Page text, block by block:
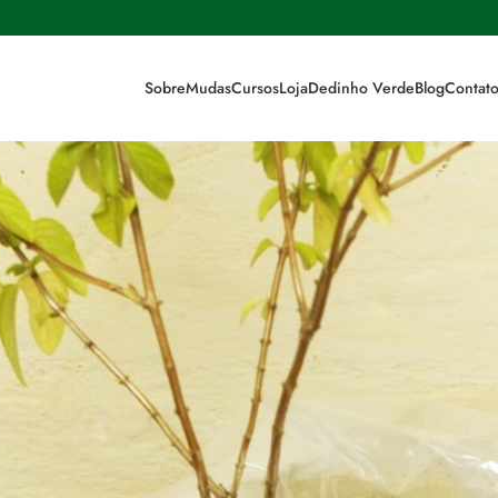
SobreMudasCursosLojaDedinho VerdeBlogContato